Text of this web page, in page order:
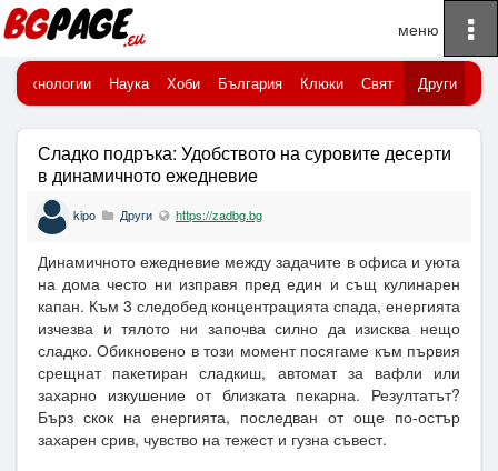
Начало
Технологии Наука Хоби България Клюки Свят Други
Сладко подръка: Удобството на суровите десерти
в динамичното ежедневие
kipo Други https://zadbg.bg
Динамичното ежедневие между задачите в офиса и уюта
на дома често ни изправя пред един и същ кулинарен
капан. Към 3 следобед концентрацията спада, енергията
изчезва и тялото ни започва силно да изисква нещо
сладко. Обикновено в този момент посягаме към първия
срещнат пакетиран сладкиш, автомат за вафли или
захарно изкушение от близката пекарна. Резултатът?
Бърз скок на енергията, последван от още по-остър
захарен срив, чувство на тежест и гузна съвест.